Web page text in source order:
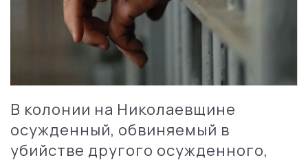
В колонии на Николаевщине
осужденный, обвиняемый в
убийстве другого осужденного,